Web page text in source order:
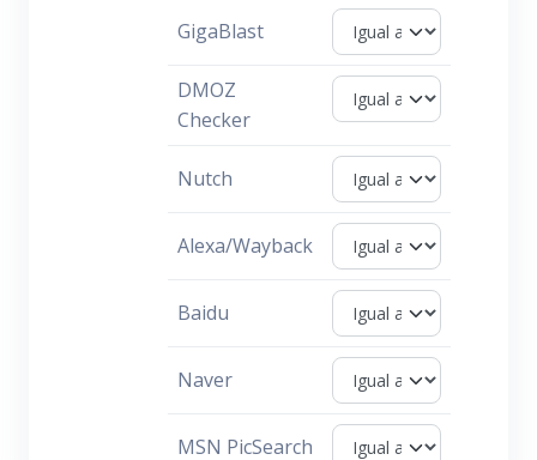
GigaBlast
DMOZ
Checker
Nutch
Alexa/Wayback
Baidu
Naver
MSN PicSearch